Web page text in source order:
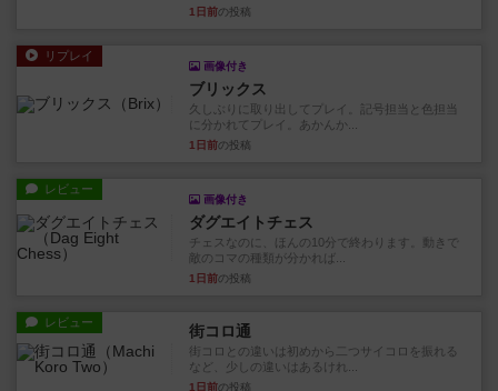
1日前の投稿
リプレイ
画像付き
ブリックス
久しぶりに取り出してプレイ。記号担当と色担当
に分かれてプレイ。あかんか...
1日前の投稿
レビュー
画像付き
ダグエイトチェス
チェスなのに、ほんの10分で終わります。動きで
敵のコマの種類が分かれば...
1日前の投稿
レビュー 街コロ通
街コロとの違いは初めから二つサイコロを振れる
など、少しの違いはあるけれ...
1日前の投稿